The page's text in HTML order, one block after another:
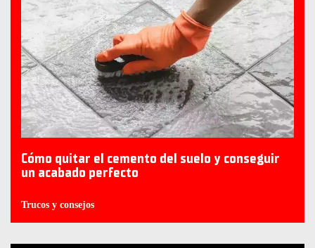
Cómo quitar el cemento del suelo y conseguir
un acabado perfecto
Trucos y consejos